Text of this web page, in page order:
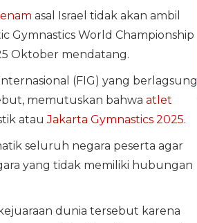
asal Israel tidak akan ambil
Gymnastics World Championship
Oktober mendatang.
(FIG) yang berlagsung
memutuskan bahwa atlet
atauJakarta Gymnastics 2025.
seluruh negara peserta agar
yang tidak memiliki hubungan
dunia tersebut karena